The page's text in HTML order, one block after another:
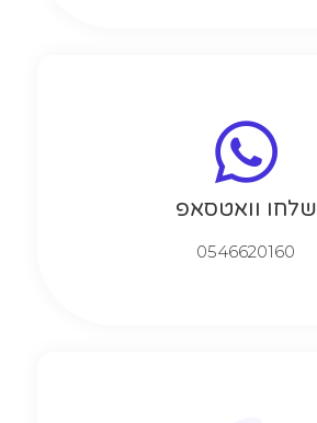
שלחו וואטסאפ
0546620160